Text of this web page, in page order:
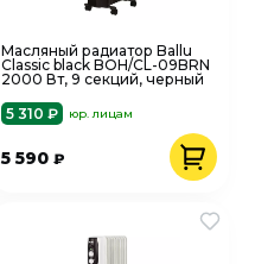
Масляный радиатор Ballu
Classic black BOH/CL-09BRN
2000 Вт, 9 секций, черный
5 310 ₽
юр. лицам
5 590₽